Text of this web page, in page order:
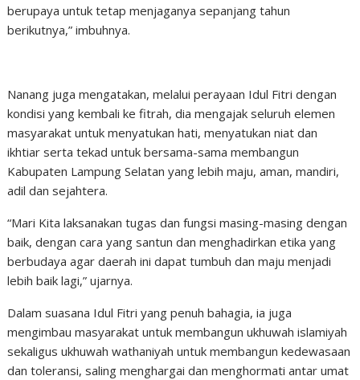
berupaya untuk tetap menjaganya sepanjang tahun
berikutnya,” imbuhnya.
Nanang juga mengatakan, melalui perayaan Idul Fitri dengan
kondisi yang kembali ke fitrah, dia mengajak seluruh elemen
masyarakat untuk menyatukan hati, menyatukan niat dan
ikhtiar serta tekad untuk bersama-sama membangun
Kabupaten Lampung Selatan yang lebih maju, aman, mandiri,
adil dan sejahtera.
“Mari Kita laksanakan tugas dan fungsi masing-masing dengan
baik, dengan cara yang santun dan menghadirkan etika yang
berbudaya agar daerah ini dapat tumbuh dan maju menjadi
lebih baik lagi,” ujarnya.
Dalam suasana Idul Fitri yang penuh bahagia, ia juga
mengimbau masyarakat untuk membangun ukhuwah islamiyah
sekaligus ukhuwah wathaniyah untuk membangun kedewasaan
dan toleransi, saling menghargai dan menghormati antar umat